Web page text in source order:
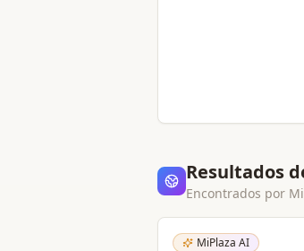
Resultados
Encontrados por
MiPlaza AI